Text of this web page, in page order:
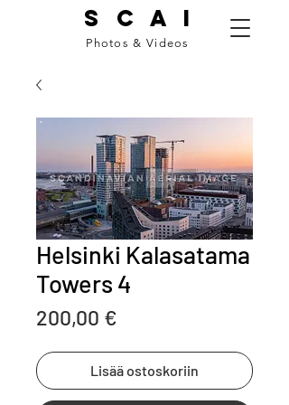
S C A I
Photos & Videos
Helsinki Kalasatama
Towers 4
200,00 €
Lisää ostoskoriin